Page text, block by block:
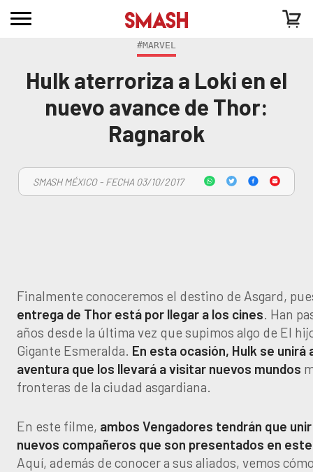
#MARVEL
Hulk aterroriza a Loki en el
nuevo avance de Thor:
Ragnarok
SMASH MÉXICO - FECHA 03/10/2017
Finalmente conoceremos el destino de Asgard,
entrega de Thor está por llegar a los cines. Han
años desde la última vez que supimos algo de El
Gigante Esmeralda. En esta ocasión, Hulk se unirá
aventura que los llevará a visitar nuevos mundos
fronteras de la ciudad asgardiana.
En este filme, ambos Vengadores tendrán que
nuevos compañeros que son presentados en
Aquí, además de conocer a sus aliados, vemos